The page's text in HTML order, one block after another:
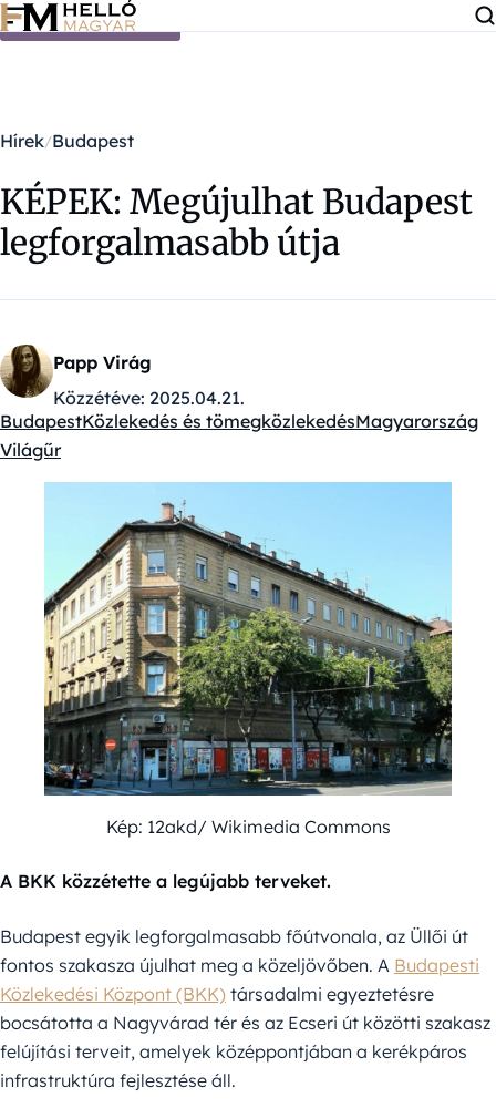
Ugrás a tartalomra
Hírek Budapest
KÉPEK: Megújulhat Budapest
legforgalmasabb útja
Papp Virág
Közzétéve: 2025.04.21.
Kategóriák:
BudapestKözlekedés és tömegközlekedésMagyarország
Világűr
Kép: 12akd/ Wikimedia Commons
A BKK közzétette a legújabb terveket.
Budapest egyik legforgalmasabb főútvonala, az Üllői út
fontos szakasza újulhat meg a közeljövőben. A Budapesti
Közlekedési Központ (BKK) társadalmi egyeztetésre
bocsátotta a Nagyvárad tér és az Ecseri út közötti szakasz
felújítási terveit, amelyek középpontjában a kerékpáros
infrastruktúra fejlesztése áll.